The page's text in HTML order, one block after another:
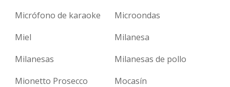
Micrófono de karaoke
Microondas
Miel
Milanesa
Milanesas
Milanesas de pollo
Mionetto Prosecco
Mocasín